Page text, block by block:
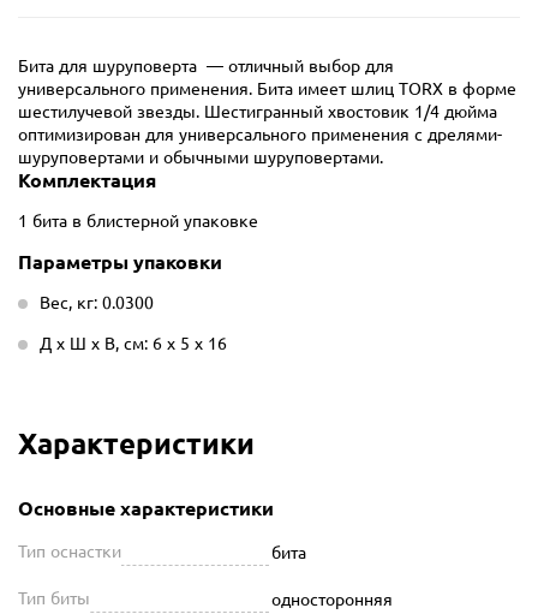
Бита для шуруповерта — отличный выбор для
универсального применения. Бита имеет шлиц TORX в форме
шестилучевой звезды. Шестигранный хвостовик 1/4 дюйма
оптимизирован для универсального применения с дрелями-
шуруповертами и обычными шуруповертами.
Комплектация
1 бита в блистерной упаковке
Параметры упаковки
Вес, кг: 0.0300
Д х Ш х В, см: 6 х 5 х 16
Характеристики
Основные характеристики
Тип оснастки бита
Тип биты односторонняя